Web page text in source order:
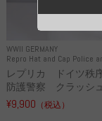
WWII GERMANY
Repro Hat and Cap Police
レプリカ ドイツ秩
防護警察 クラッシ
¥9,900 （税込）